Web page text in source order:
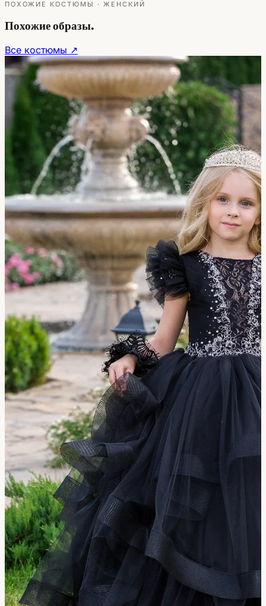
ПОХОЖИЕ КОСТЮМЫ · ЖЕНСКИЙ
Похожие образы.
Все костюмы ↗